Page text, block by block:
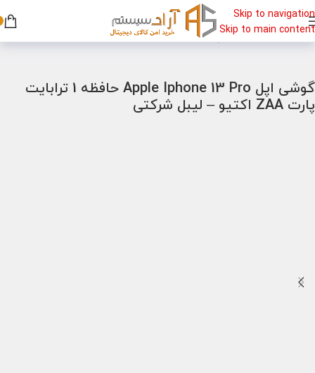
Skip to navigation
Skip to main content
خانه/گوشی/ گوشی اپل
گوشی اپل Apple Iphone 13 Pro حافظه 1 ترابایت
پارت ZAA اکتیو – لیبل شرکتی